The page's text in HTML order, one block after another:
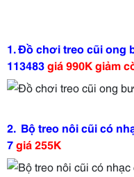
1.Đồ chơi treo cũi ong
113483giá 990K giảm
2. Bộ treo nôi cũi có
7giá 255K